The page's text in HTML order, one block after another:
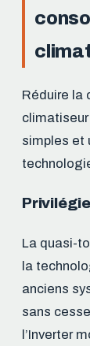
Réduire la
simples et
La quasi-
la
anciens
sans
l’Inverter